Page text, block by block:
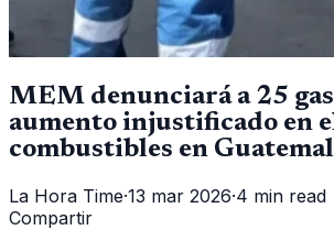
MEM denunciará a 25
aumento injustificado en
combustibles en
La Hora Time·13 mar 2026·4 min read
Compartir